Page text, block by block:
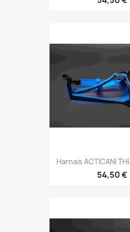
Harnais ACTICANI
54,50 €